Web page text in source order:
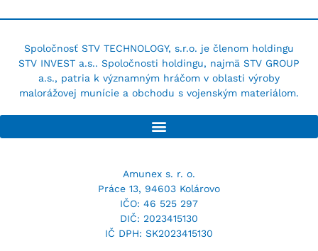
Spoločnosť STV TECHNOLOGY, s.r.o. je členom holdingu
STV INVEST a.s.. Spoločnosti holdingu, najmä STV GROUP
a.s., patria k významným hráčom v oblasti výroby
malorážovej munície a obchodu s vojenským materiálom.
Amunex s. r. o.
Práce 13, 94603 Kolárovo
IČO: 46 525 297
DIČ: 2023415130
IČ DPH: SK2023415130